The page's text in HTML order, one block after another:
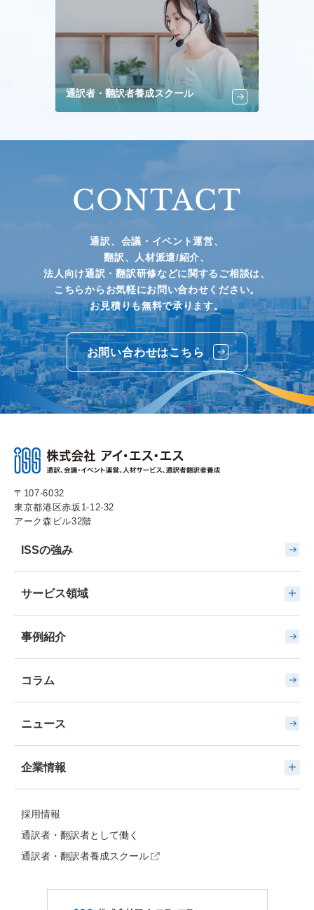
通訳者・翻訳者養成スクール
CONTACT
通訳、会議・イベント運営、
翻訳、人材派遣/紹介、
法人向け通訳・翻訳研修などに関するご相談は、
こちらからお気軽にお問い合わせください。
お見積りも無料で承ります。
お問い合わせはこちら
〒107-6032
東京都港区赤坂1-12-32
アーク森ビル32階
ISSの強み
サービス領域
事例紹介
コラム
ニュース
企業情報
採用情報
通訳者・翻訳者として働く
通訳者・翻訳者養成スクール